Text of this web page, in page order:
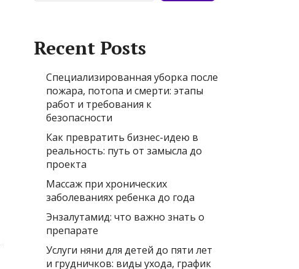
Recent Posts
Специализированная уборка после
пожара, потопа и смерти: этапы
работ и требования к
безопасности
Как превратить бизнес-идею в
реальность: путь от замысла до
проекта
Массаж при хронических
заболеваниях ребенка до года
Энзалутамид: что важно знать о
препарате
Услуги няни для детей до пяти лет
и грудничков: виды ухода, график